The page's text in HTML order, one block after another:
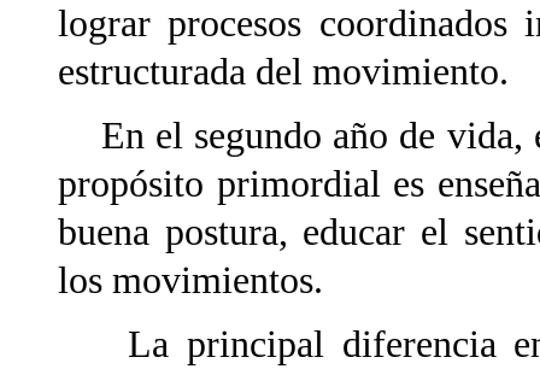
lograr procesos coordinados
estructurada del movimiento.
En el segundo año de vida,
propósito primordial es
buena postura, educar el
los movimientos.
La principal diferencia